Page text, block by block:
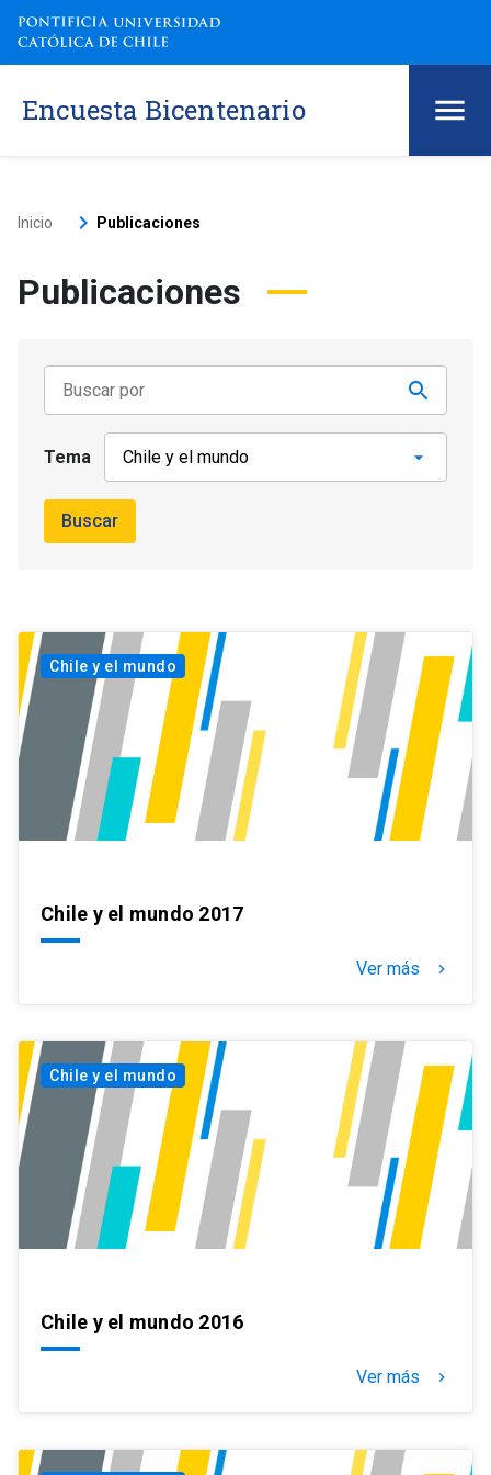
Encuesta Bicentenario
Inicio keyboard_arrow_right Publicaciones
Publicaciones
Tema
Buscar
Chile y el mundo
Chile y el mundo 2017
Ver más keyboard_arrow_right
Chile y el mundo
Chile y el mundo 2016
Ver más keyboard_arrow_right